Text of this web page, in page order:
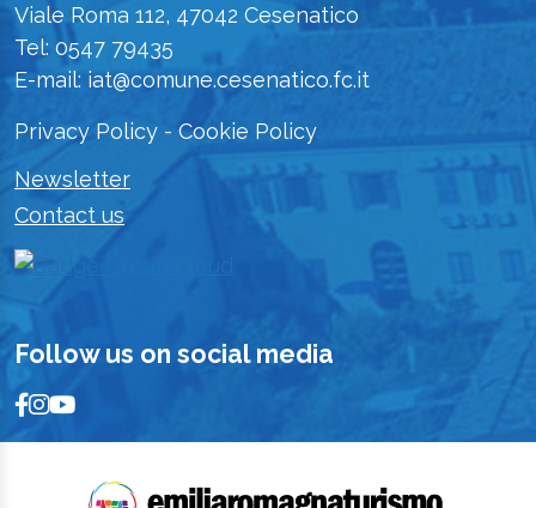
Viale Roma 112, 47042 Cesenatico
Tel: 0547 79435
E-mail: iat@comune.cesenatico.fc.it
Privacy Policy - Cookie Policy
Newsletter
Contact us
Follow us on social media